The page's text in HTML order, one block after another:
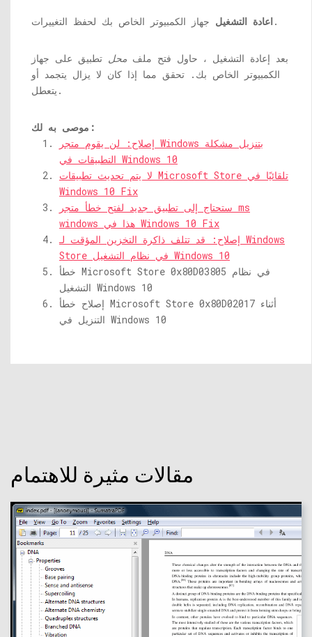
اعادة التشغيل جهاز الكمبيوتر الخاص بك لحفظ التغييرات.
بعد إعادة التشغيل ، حاول فتح ملف محل تطبيق على جهاز
الكمبيوتر الخاص بك. تحقق مما إذا كان لا يزال يتجمد أو
يتعطل.
موصى به لك:
إصلاح: لن يقوم متجر Windows بتنزيل مشكلة
التطبيقات في Windows 10
لا يتم تحديث تطبيقات Microsoft Store تلقائيًا في
Windows 10 Fix
ستحتاج إلى تطبيق جديد لفتح خطأ متجر ms
windows هذا في Windows 10 Fix
إصلاح: قد تتلف ذاكرة التخزين المؤقت لـ Windows
Store في نظام التشغيل Windows 10
خطأ Microsoft Store 0x80D03805 في نظام
التشغيل Windows 10
إصلاح خطأ Microsoft Store 0x80D02017 أثناء
التنزيل في Windows 10
مقالات مثيرة للاهتمام